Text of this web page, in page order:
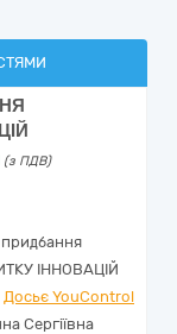
(з ПДВ)
ІННОВАЦІЙ
Досьє YouControl
Сергіївна